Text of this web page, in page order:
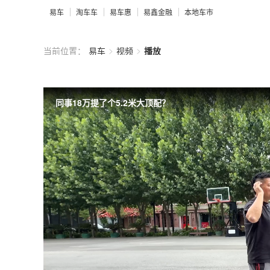
易车 淘车车 易车惠 易鑫金融 本地车市
当前位置： 易车 > 视频 > 播放
同事18万提了个5.2米大顶配？